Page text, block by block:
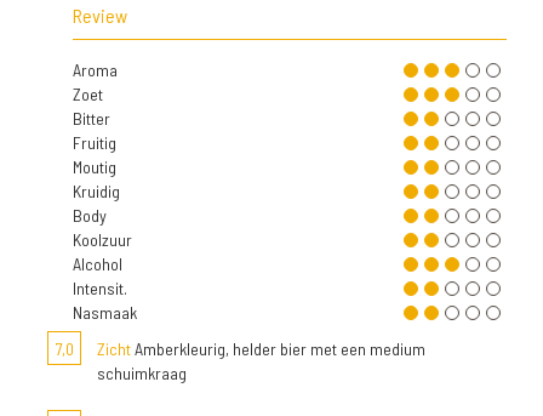
Review
Aroma
Zoet
Bitter
Fruitig
Moutig
Kruidig
Body
Koolzuur
Alcohol
Intensit.
Nasmaak
7,0
ZichtAmberkleurig, helder bier met een medium
schuimkraag